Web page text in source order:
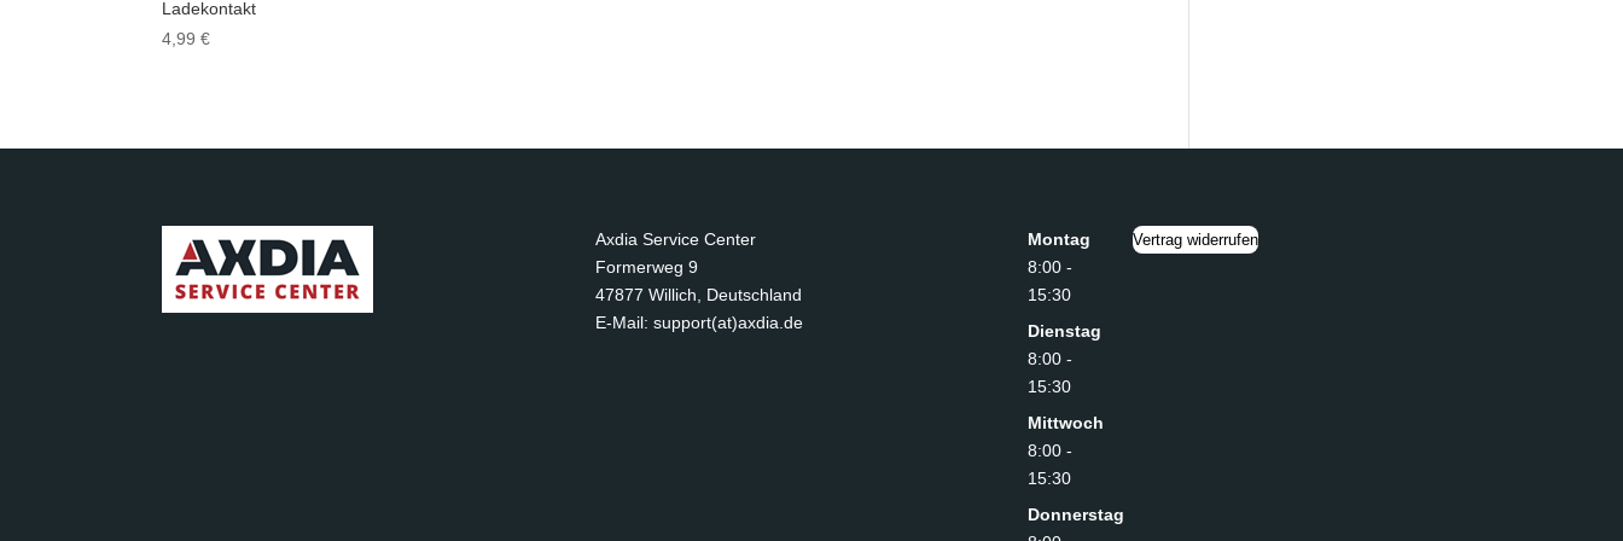
Ladekontakt
4,99€
Axdia Service Center
Formerweg 9
47877 Willich
Deutschland
E-Mail: support(at)axdia.de
Montag
8:00 -
15:30
Dienstag
8:00 -
15:30
Mittwoch
8:00 -
15:30
Donnerstag
Vertrag widerrufen